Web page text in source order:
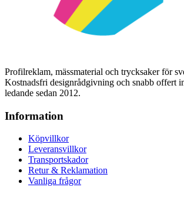
Profilreklam, mässmaterial och trycksaker för
Kostnadsfri designrådgivning och snabb offert
ledande sedan 2012.
Information
Köpvillkor
Leveransvillkor
Transportskador
Retur & Reklamation
Vanliga frågor